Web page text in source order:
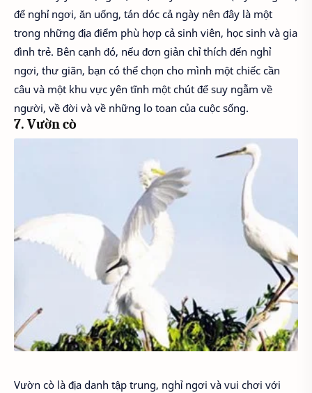
để nghỉ ngơi, ăn uống, tán dóc cả ngày nên đây là một
trong những địa điểm phù hợp cả sinh viên, học sinh và gia
đình trẻ. Bên cạnh đó, nếu đơn giản chỉ thích đến nghỉ
ngơi, thư giãn, bạn có thể chọn cho mình một chiếc cần
câu và một khu vực yên tĩnh một chút để suy ngẫm về
người, về đời và về những lo toan của cuộc sống.
7. Vườn cò
Vườn cò là địa danh tập trung, nghỉ ngơi và vui chơi với